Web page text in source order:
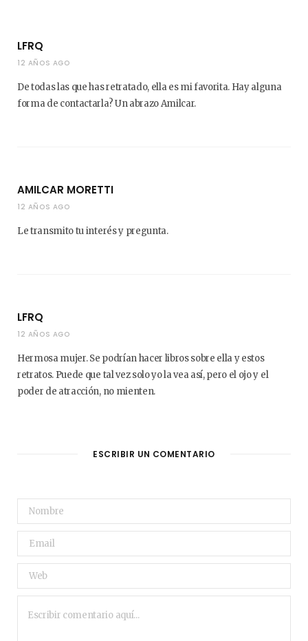
LFRQ
12 AÑOS AGO
De todas las que has retratado, ella es mi favorita. Hay alguna
forma de contactarla? Un abrazo Amilcar.
AMILCAR MORETTI
12 AÑOS AGO
Le transmito tu interés y pregunta.
LFRQ
12 AÑOS AGO
Hermosa mujer. Se podrían hacer libros sobre ella y estos
retratos. Puede que tal vez solo yo la vea así, pero el ojo y el
poder de atracción, no mienten.
ESCRIBIR UN COMENTARIO